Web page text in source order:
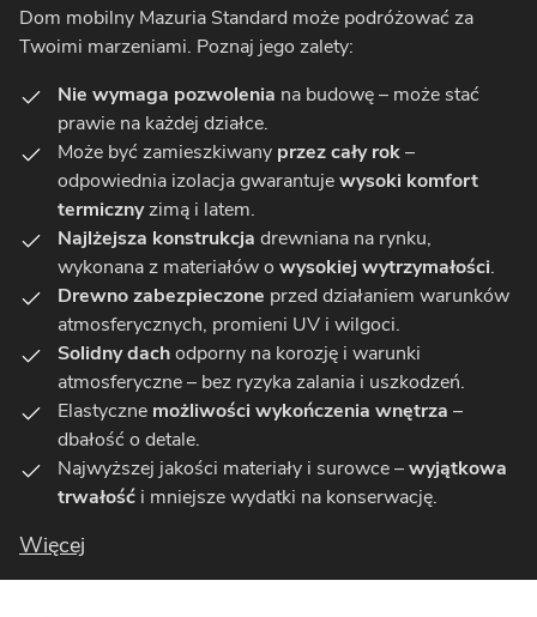
Dom mobilny Mazuria Standard może podróżować za
Twoimi marzeniami. Poznaj jego zalety:
Nie wymaga pozwolenia na budowę – może stać
prawie na każdej działce.
Może być zamieszkiwany przez cały rok–
odpowiednia izolacja gwarantujewysoki komfort
termicznyzimą i latem.
Najlżejsza konstrukcja drewniana na rynku,
wykonana z materiałów o wysokiej wytrzymałości.
Drewno zabezpieczone przed działaniem warunków
atmosferycznych, promieni UV i wilgoci.
Solidny dachodporny na korozję i warunki
atmosferyczne – bez ryzyka zalania i uszkodzeń.
Elastyczne możliwości wykończenia wnętrza –
dbałość o detale.
Najwyższej jakości materiały i surowce –wyjątkowa
trwałość i mniejsze wydatki na konserwację.
Więcej